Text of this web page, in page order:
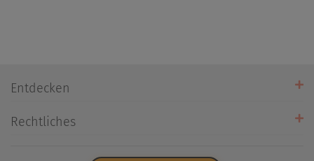
Entdecken
Öffnungszeiten
Rechtliches